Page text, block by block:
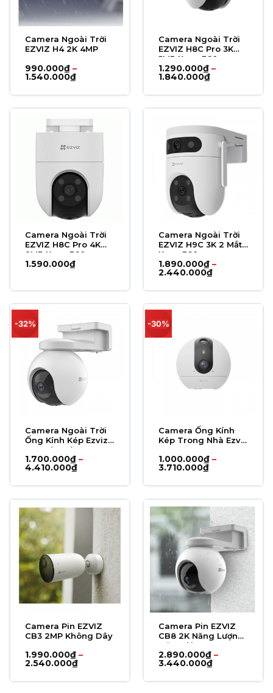
Camera Ngoài Trời
EZVIZ H4 2K 4MP
990.000₫ –
1.540.000₫Khoảng
giá:
từ
đến
1.540.000₫
Camera Ngoài Trời
EZVIZ H8C Pro 3K
5MP Xoay 360
1.290.000₫ –
1.840.000₫Khoảng
giá:
từ
đến
Camera Ngoài Trời
EZVIZ H8C Pro 4K
8MP Xoay 360
1.590.000₫
Camera Ngoài Trời
EZVIZ H9C 3K 2 Mắt
Xoay 360
1.890.000₫ –
2.440.000₫Khoảng
giá:
từ
đến
-32%
Camera Ngoài Trời
Ống Kính Kép Ezviz
H80X (8MP)
1.700.000₫ –
4.410.000₫Khoảng
giá:
từ
đến
4.410.000₫
-30%
Camera Ống Kính
Kép Trong Nhà Ezviz
1.000.000₫ –
3.710.000₫Khoảng
giá:
từ
đến
3.710.000₫
Camera Pin EZVIZ
CB3 2MP Không Dây
1.990.000₫ –
2.540.000₫Khoảng
giá:
từ
Camera Pin EZVIZ
CB8 2K Năng Lượng
Mặt Trời
2.890.000₫ –
3.440.000₫Khoảng
giá:
từ